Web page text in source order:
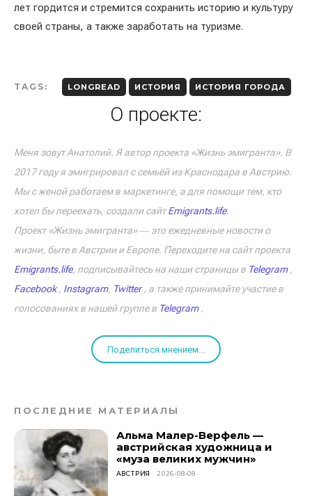
лет гордится и стремится сохранить историю и культуру
своей страны, а также заработать на туризме.
TAGS: LONGREAD ИСТОРИЯ ИСТОРИЯ ГОРОДА
О проекте:
Меня зовут Анатолий. Я автор проекта «Жизнь эмигранта». В
2017 году я эмигрировал с семьёй из Краснодара в Австрию.
Мы с женой работаем в маркетинге, а для помощи тем, кто
хотел бы переехать, создали сайтEmigrants.life.
Проект «Жизнь эмигранта» ― это ежедневные новости о
жизни, быте в Австрии и Европе. Переходите на сайт проекта
Emigrants.life, подписывайтесь на наши страницы в Telegram,
Facebook, Instagram, Twitter, а также принимайте участие в
голосованиях в нашей группе в Telegram.
Поделиться мнением...
ПОСЛЕДНИЕ МАТЕРИАЛЫ
Альма Малер-Верфель —
австрийская художница и
«муза великих мужчин»
АВСТРИЯ 2026-08-08